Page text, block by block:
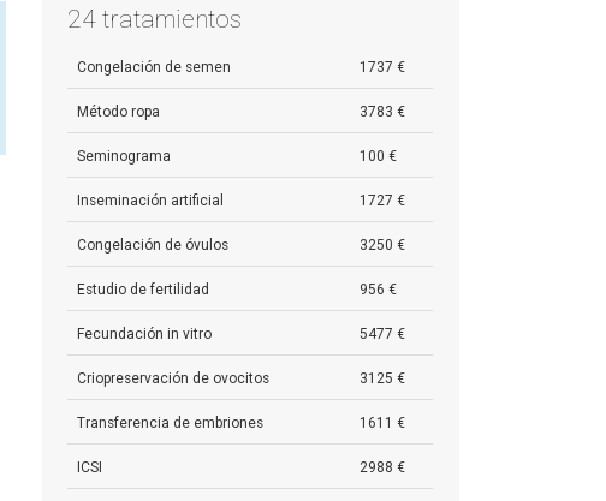
24 tratamientos
Congelación de semen 1737 €
Método ropa 3783 €
Seminograma 100 €
Inseminación artificial 1727 €
Congelación de óvulos 3250 €
Estudio de fertilidad 956 €
Fecundación in vitro 5477 €
Criopreservación de ovocitos 3125 €
Transferencia de embriones 1611 €
ICSI 2988 €